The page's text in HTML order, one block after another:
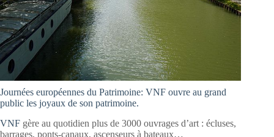
Journées européennes du Patrimoine: VNF ouvre au grand
public les joyaux de son patrimoine.
VNF gère au quotidien plus de 3000 ouvrages d’art : écluses,
barrages, ponts-canaux, ascenseurs à bateaux…